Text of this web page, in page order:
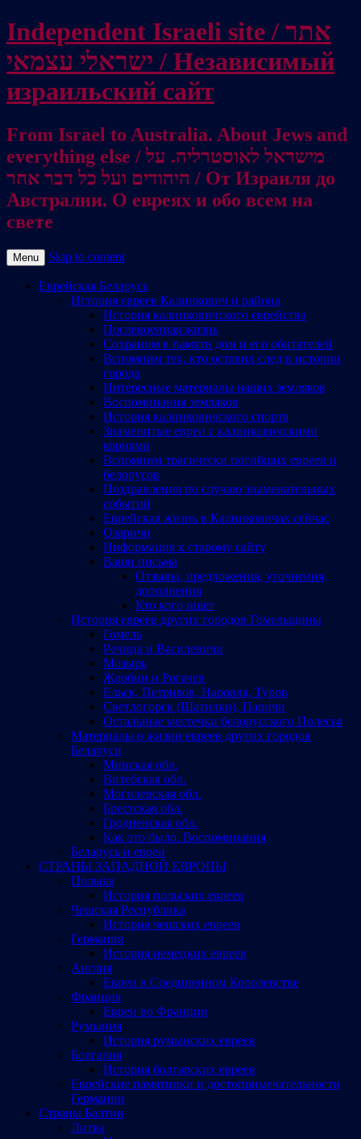
Independent Israeli site / אתר
ישראלי עצמאי / Независимый
израильский сайт
From Israel to Australia. About Jews and
everything else / מישראל לאוסטרליה. על
היהודים ועל כל דבר אחר / От Израиля до
Австралии. О евреях и обо всем на
свете
Menu Skip to content
Еврейская Беларусь
История евреев Калинкович и района
История калинковичского еврейства
Послевоенная жизнь
Сохраним в памяти дом и его обитателей
Вспомним тех, кто оставил след в истории
города
Интересные материалы наших земляков
Воспоминания земляков
История калинковичского спорта
Знаменитые евреи с калинковичскими
корнями
Вспомним трагически погибших евреев и
белорусов
Поздравления по случаю знаменательных
событий
Еврейская жизнь в Калинковичах сейчас
Озаричи
Информация к старому сайту
Ваши письма
Отзывы, предложения, уточнения,
дополнения
Кто кого ищет
История евреев других городов Гомельщины
Гомель
Речица и Василевичи
Мозырь
Жлобин и Рогачев
Ельск, Петриков, Наровля, Туров
Светлогорск (Шатилки), Паричи
Остальные местечки белорусского Полесья
Материалы о жизни евреев других городов
Беларуси
Минская обл.
Витебская обл.
Могилевская обл.
Брестская обл.
Гродненская обл.
Как это было. Воспоминания
Беларусь и евреи
СТРАНЫ ЗАПАДНОЙ ЕВРОПЫ
Польша
История польских евреев
Чешская Республика
История чешских евреев
Германия
История немецких евреев
Англия
Евреи в Соединенном Королевстве
Франция
Евреи во Франции
Румыния
История румынских евреев
Болгария
История болгарских евреев
Еврейские памятники и достопримечательности
Германии
Страны Балтии
Литва